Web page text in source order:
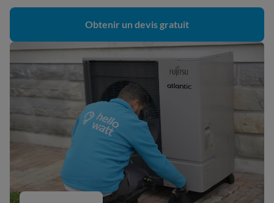
Obtenir un devis gratuit